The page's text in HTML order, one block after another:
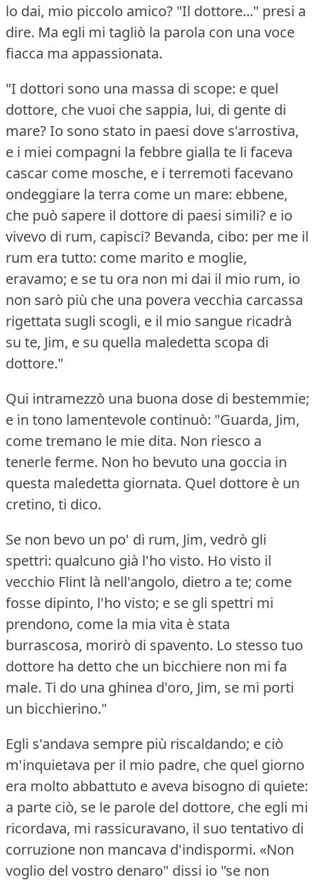
lo dai, mio piccolo amico? "Il dottore..." presi a
dire. Ma egli mi tagliò la parola con una voce
fiacca ma appassionata.
"I dottori sono una massa di scope: e quel
dottore, che vuoi che sappia, lui, di gente di
mare?Io sono stato in paesi dove s'arrostiva,
e i miei compagni la febbre gialla te li faceva
cascar come mosche, e i terremoti facevano
ondeggiare la terra come un mare: ebbene,
che può sapere il dottore di paesi simili? e io
vivevo di rum, capisci? Bevanda, cibo: per me il
rum era tutto: come marito e moglie,
eravamo; e se tu ora non mi dai il mio rum, io
non sarò più che una povera vecchia carcassa
rigettata sugli scogli, e il mio sangue ricadrà
su te, Jim, e su quella maledetta scopa di
dottore."
Qui intramezzò una buona dose di bestemmie;
e in tono lamentevole continuò: "Guarda, Jim,
come tremano le mie dita. Non riesco a
tenerle ferme. Non ho bevuto una goccia in
questa maledetta giornata. Quel dottore è un
cretino, ti dico.
Se non bevo un po' di rum, Jim, vedrò gli
spettri: qualcuno già l'ho visto. Ho visto il
vecchio Flint là nell'angolo, dietro a te; come
fosse dipinto, l'ho visto; e se gli spettri mi
prendono, come la mia vita è stata
burrascosa, morirò di spavento. Lo stesso tuo
dottore ha detto che un bicchiere non mi fa
male. Ti do una ghinea d'oro, Jim, se mi porti
un bicchierino."
Egli s'andava sempre più riscaldando; e ciò
m'inquietava per il mio padre, che quel giorno
era molto abbattuto e aveva bisogno di quiete:
a parte ciò, se le parole del dottore, che egli mi
ricordava, mi rassicuravano, il suo tentativo di
corruzione non mancava d'indispormi. «Non
voglio del vostro denaro" dissi io "se non